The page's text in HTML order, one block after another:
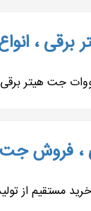
انواع جت
، فروش
مستقیم از